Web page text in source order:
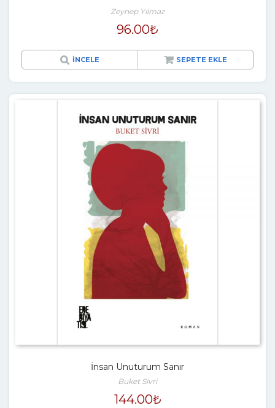
Zeynep Yılmaz
96.00₺
İNCELE SEPETE EKLE
İnsan Unuturum Sanır
Buket Sivri
144.00₺